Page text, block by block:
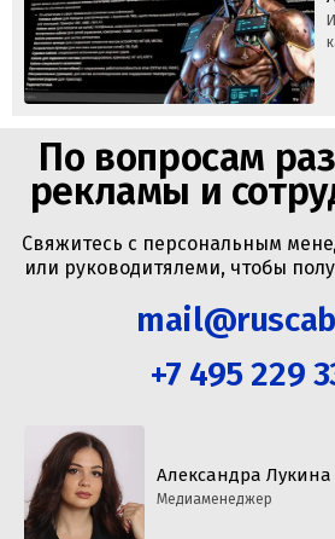
По вопросам
рекламы и
Свяжитесь с персональным
или руководитялеми, чтобы
+7 495 229
Александра Лукина
Медиаменеджер